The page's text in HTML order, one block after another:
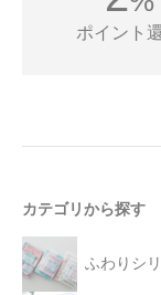
ポイント
カテゴリから探す
ふわりシ